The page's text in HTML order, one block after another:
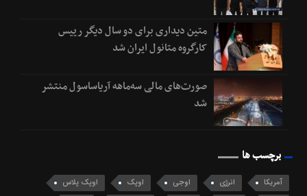
متین دیداری برای دو سال دیگر رییس
کارگروه متانول ایران شد
صورت‌های مالی سه‌ماهه آریاساسول منتشر
شد
برچسب ها
آمریکا انرژی اوجی اوپک
اوپک پلاس